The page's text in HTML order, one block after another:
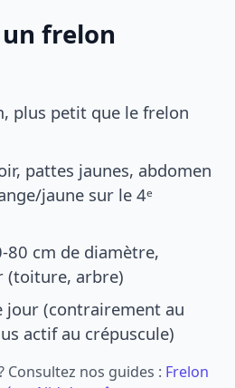
frelon
plus petit que le frelon
pattes jaunes, abdomen
jaune sur le 4ᵉ
80 cm de diamètre,
(toiture, arbre)
jour (contrairement au
actif au crépuscule)
Consultez nos guides : Frelon